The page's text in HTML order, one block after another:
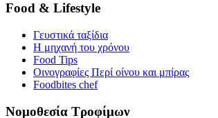
Food & Lifestyle
Γευστικά ταξίδια
Η μηχανή του χρόνου
Food Tips
Οινογραφίες Περί οίνου και μπίρας
Foodbites chef
Νομοθεσία Τροφίμων